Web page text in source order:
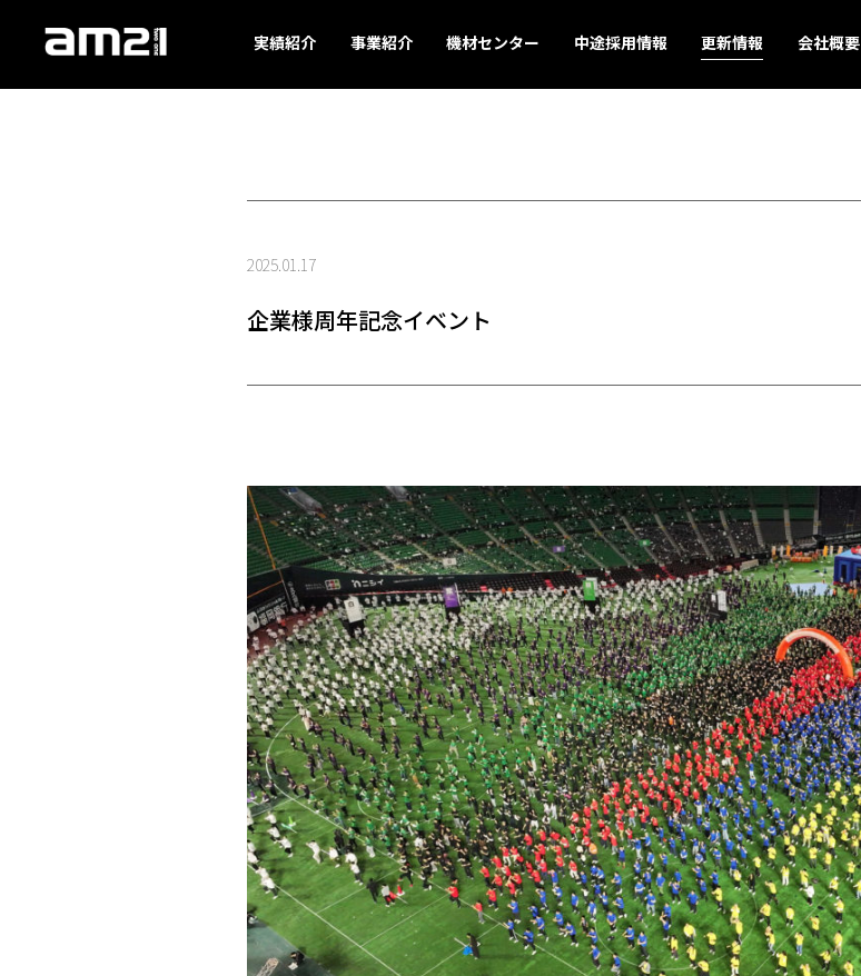
実績紹介 事業紹介 機材センター 中途採用情報 更新情報 会社概要
更新情報
2025.01.17
企業様周年記念イベント